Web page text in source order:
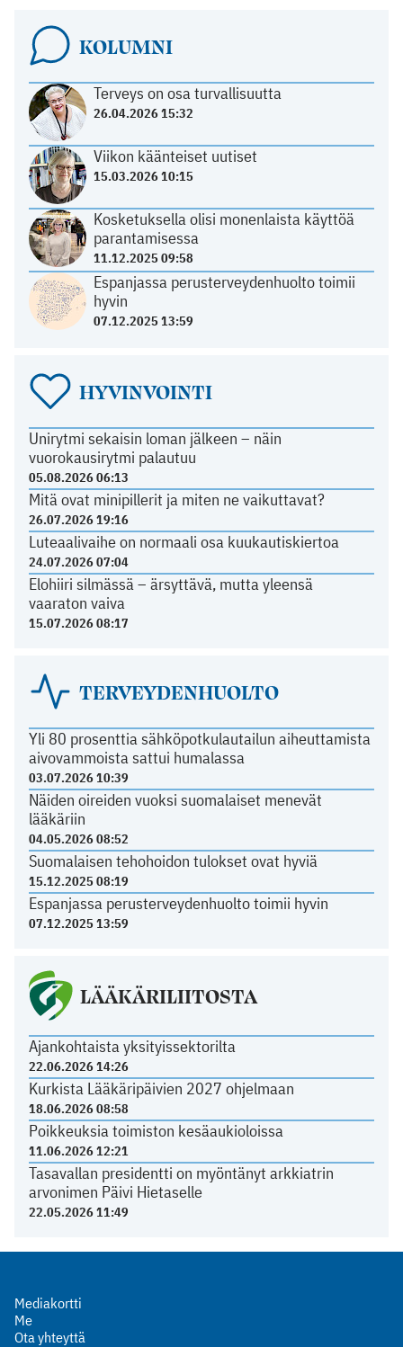
KOLUMNI
Terveys on osa turvallisuutta
26.04.2026 15:32
Viikon käänteiset uutiset
15.03.2026 10:15
Kosketuksella olisi monenlaista käyttöä
parantamisessa
11.12.2025 09:58
Espanjassa perusterveydenhuolto toimii
hyvin
07.12.2025 13:59
HYVINVOINTI
Unirytmi sekaisin loman jälkeen – näin
vuorokausirytmi palautuu
05.08.2026 06:13
Mitä ovat minipillerit ja miten ne vaikuttavat?
26.07.2026 19:16
Luteaalivaihe on normaali osa kuukautiskiertoa
24.07.2026 07:04
Elohiiri silmässä – ärsyttävä, mutta yleensä
vaaraton vaiva
15.07.2026 08:17
TERVEYDENHUOLTO
Yli 80 prosenttia sähköpotkulautailun aiheuttamista
aivovammoista sattui humalassa
03.07.2026 10:39
Näiden oireiden vuoksi suomalaiset menevät
lääkäriin
04.05.2026 08:52
Suomalaisen tehohoidon tulokset ovat hyviä
15.12.2025 08:19
Espanjassa perusterveydenhuolto toimii hyvin
07.12.2025 13:59
LÄÄKÄRILIITOSTA
Ajankohtaista yksityissektorilta
22.06.2026 14:26
Kurkista Lääkäripäivien 2027 ohjelmaan
18.06.2026 08:58
Poikkeuksia toimiston kesäaukioloissa
11.06.2026 12:21
Tasavallan presidentti on myöntänyt arkkiatrin
arvonimen Päivi Hietaselle
22.05.2026 11:49
Mediakortti
Me
Ota yhteyttä